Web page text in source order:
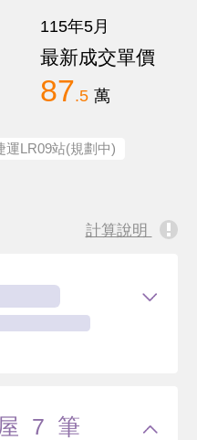
115年5月
最新成交單價
87.5 萬
運LR09站(規劃中)
計算說明
7 筆